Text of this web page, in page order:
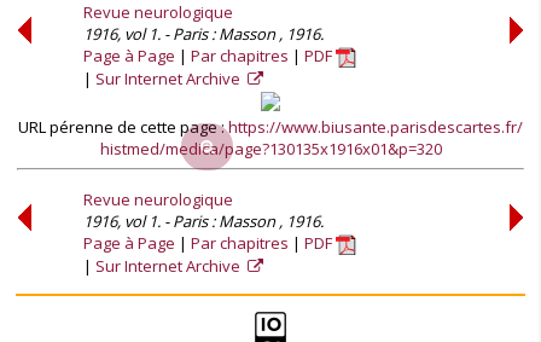
Revue neurologique
1916, vol 1. - Paris : Masson , 1916.
Page à Page
Par chapitres
PDF
Sur Internet Archive
URL pérenne de cette page :https://www.biusante.parisdescartes.fr/
histmed/medica/page?130135x1916x01&p=320
Revue neurologique
1916, vol 1. - Paris : Masson , 1916.
Page à Page
Par chapitres
PDF
Sur Internet Archive